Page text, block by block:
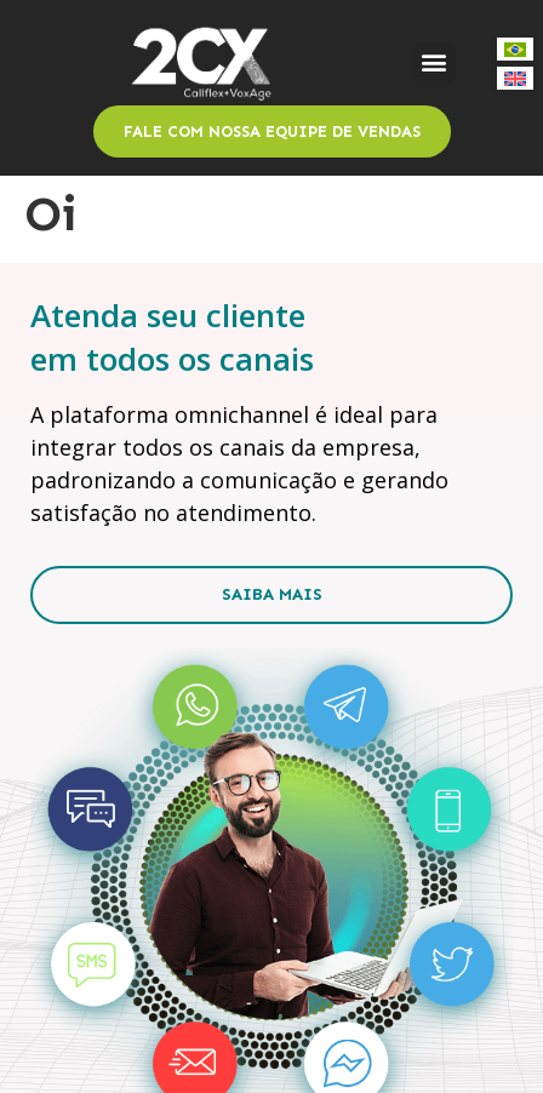
FALE COM NOSSA EQUIPE DE VENDAS
Oi
Atenda seu cliente
em todos os canais
A plataforma omnichannel é ideal para
integrar todos os canais da empresa,
padronizando a comunicação e gerando
satisfação no atendimento.
SAIBA MAIS